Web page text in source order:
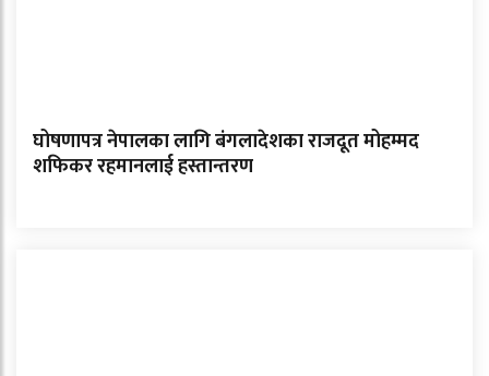
घोषणापत्र नेपालका लागि बंगलादेशका राजदूत मोहम्मद
शफिकर रहमानलाई हस्तान्तरण